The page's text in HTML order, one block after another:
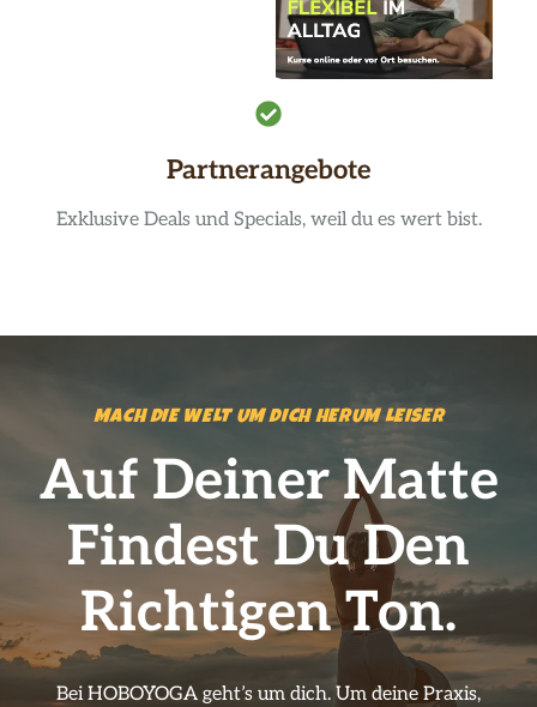
Partnerangebote
Exklusive Deals und Specials, weil du es wert bist.
MACH DIE WELT UM DICH HERUM LEISER
Auf Deiner Matte
Findest Du Den
Richtigen Ton.
Bei HOBOYOGA geht’s um dich. Um deine Praxis,